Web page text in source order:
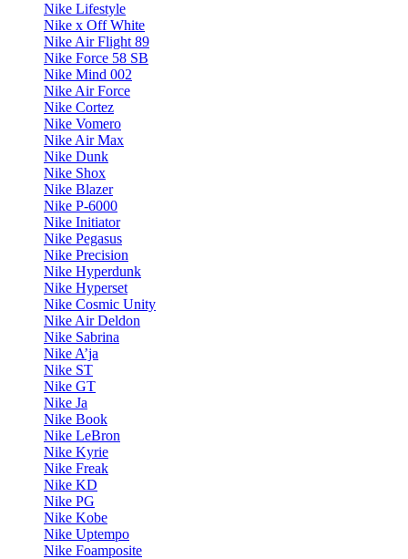
Nike Lifestyle
Nike x Off White
Nike Air Flight 89
Nike Force 58 SB
Nike Mind 002
Nike Air Force
Nike Cortez
Nike Vomero
Nike Air Max
Nike Dunk
Nike Shox
Nike Blazer
Nike P-6000
Nike Initiator
Nike Pegasus
Nike Precision
Nike Hyperdunk
Nike Hyperset
Nike Cosmic Unity
Nike Air Deldon
Nike Sabrina
Nike A’ja
Nike ST
Nike GT
Nike Ja
Nike Book
Nike LeBron
Nike Kyrie
Nike Freak
Nike KD
Nike PG
Nike Kobe
Nike Uptempo
Nike Foamposite